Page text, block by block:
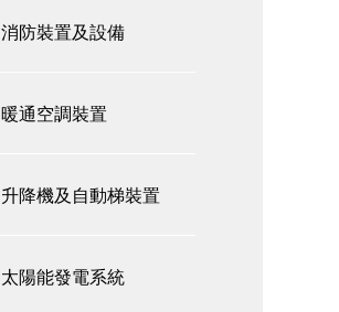
消防裝置及設備
暖通空調裝置
升降機及自動梯裝置
太陽能發電系統